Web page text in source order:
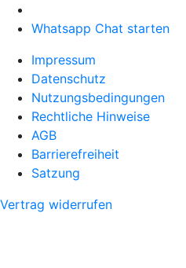
Whatsapp Chat starten
Impressum
Datenschutz
Nutzungsbedingungen
Rechtliche Hinweise
AGB
Barrierefreiheit
Satzung
Vertrag widerrufen